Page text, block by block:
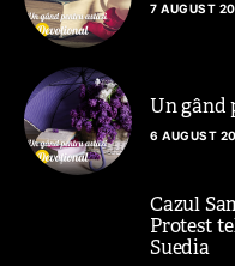
7 AUGUST
Un gând
6 AUGUST
Cazul
Protest
Suedia